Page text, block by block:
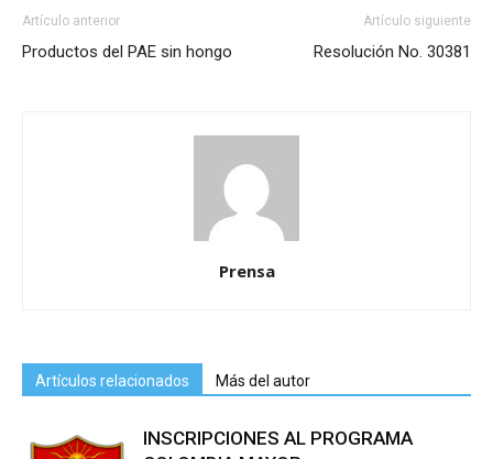
Artículo anterior
Productos del PAE sin hongo
Artículo siguiente
Resolución No. 30381
Prensa
Artículos relacionados Más del autor
INSCRIPCIONES AL PROGRAMA